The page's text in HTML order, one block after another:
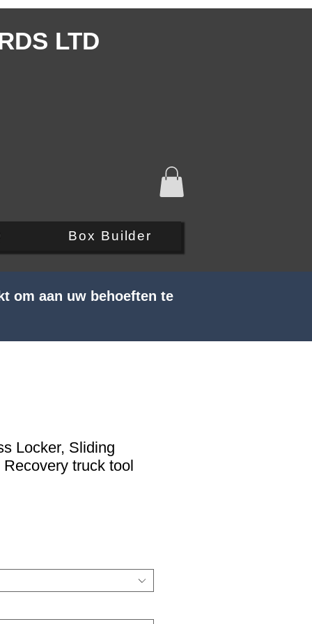
LTD
Box Builder
om aan uw behoeften te
Locker, Sliding
truck tool